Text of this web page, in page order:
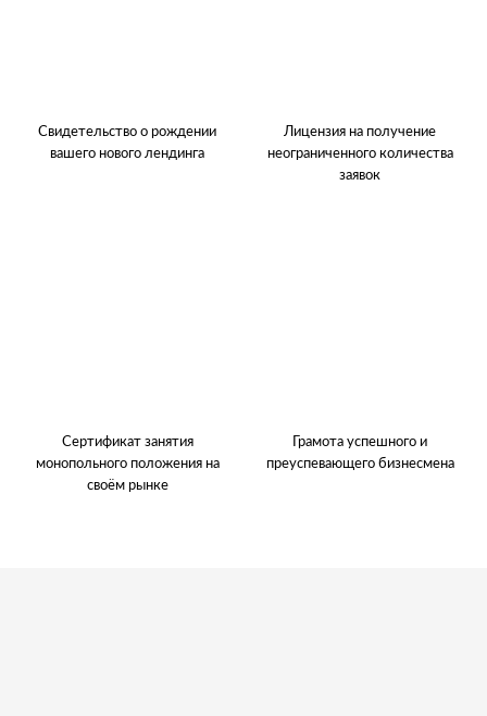
Свидетельство о рождении
вашего нового лендинга
Лицензия на получение
неограниченного количества
заявок
Сертификат занятия
монопольного положения на
своём рынке
Грамота успешного и
преуспевающего бизнесмена